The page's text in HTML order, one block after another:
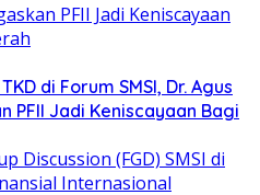
di Forum SMSI, Dr. Agus
PFII Jadi Keniscayaan Bagi